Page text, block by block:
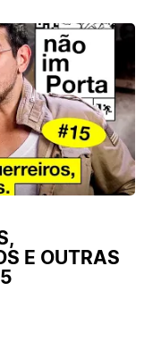
E OUTRAS